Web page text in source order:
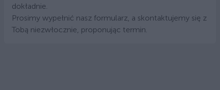
dokładnie.
Prosimy wypełnić nasz formularz, a skontaktujemy się z
Tobą niezwłocznie, proponując termin.